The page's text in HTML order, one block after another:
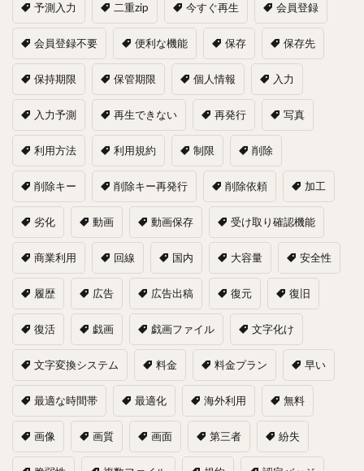
予測入力 二重zip 今すぐ再生 会員登録
会員登録不要 便利な機能 保存 保存先
保持期限 保管期限 個人情報 入力
入力予測 再生できない 再発行 写真
利用方法 利用規約 制限 削除
削除キー 削除キー再発行 削除依頼 加工
劣化 動画 動画保存 受け取り確認機能
商業利用 回線 国内 大容量 安全性
履歴 広告 広告出稿 復元 復旧
復活 戯画 戯画ファイル 文字化け
文字変換システム 料金 料金プラン 早い
最適な時間帯 最適化 海外利用 無料
画像 画質 画面 第三者 紛失